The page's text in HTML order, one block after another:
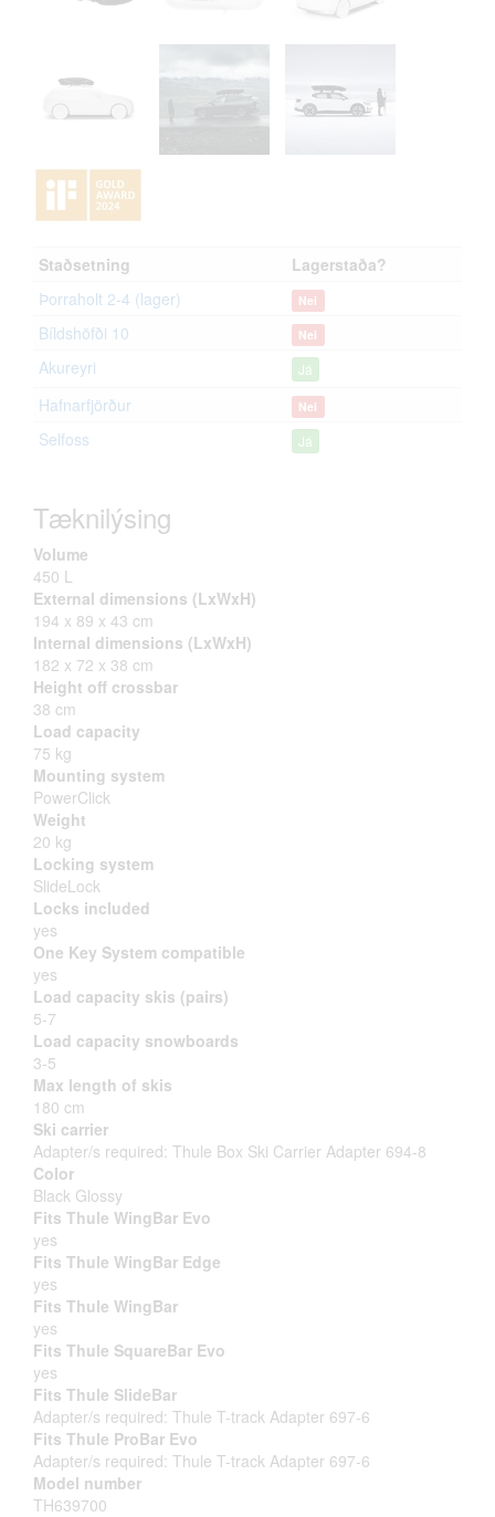
Staðsetning
Lagerstaða?
Þorraholt 2-4 (lager)
Nei
Bíldshöfði 10 Nei
Akureyri Já
Hafnarfjörður Nei
Selfoss Já
Tæknilýsing
Volume
450 L
External dimensions (LxWxH)
194 x 89 x 43 cm
Internal dimensions (LxWxH)
182 x 72 x 38 cm
Height off crossbar
38 cm
Load capacity
75 kg
Mounting system
PowerClick
Weight
20 kg
Locking system
SlideLock
Locks included
yes
One Key System compatible
yes
Load capacity skis (pairs)
5-7
Load capacity snowboards
3-5
Max length of skis
180 cm
Ski carrier
Adapter/s required: Thule Box Ski Carrier Adapter 694-8
Color
Black Glossy
Fits Thule WingBar Evo
yes
Fits Thule WingBar Edge
yes
Fits Thule WingBar
yes
Fits Thule SquareBar Evo
yes
Fits Thule SlideBar
Adapter/s required: Thule T-track Adapter 697-6
Fits Thule ProBar Evo
Adapter/s required: Thule T-track Adapter 697-6
Model number
TH639700